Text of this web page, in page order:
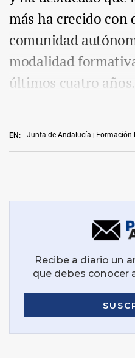
EN: Junta de Andalucía Formación
más ha crecido con
comunidad
modalidad
últimos cuatro años.